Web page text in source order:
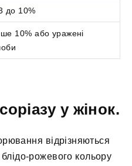
до 10%
10% або уражені
у жінок.
відрізняються
рожевого кольору